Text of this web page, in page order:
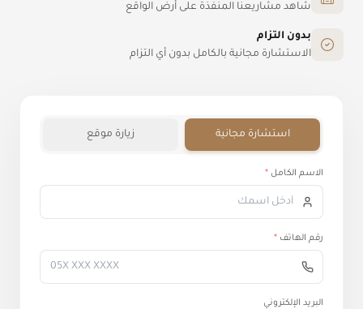
شاهد مشاريعنا المنفذة على أرض الواقع
بدون التزام
الاستشارة مجانية بالكامل بدون أي التزام
استشارة مجانية زيارة موقع
الاسم الكامل *
رقم الهاتف *
البريد الإلكتروني